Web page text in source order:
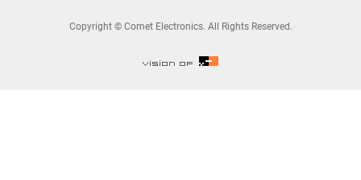
Copyright © Comet Electronics. All Rights Reserved.